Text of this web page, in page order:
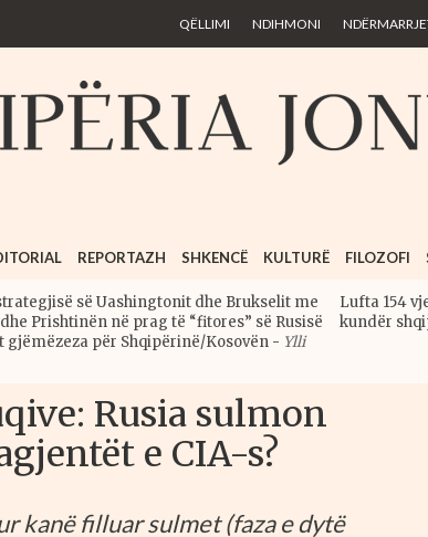
main
content
QËLLIMI NDIHMONI
REPORTAZH SHKENCË KULTURË FILOZOFI
së Uashingtonit dhe Brukselit me
Prishtinën në prag të “fitores” së Rusisë
gjëmëzeza për Shqipërinë/Kosovën - Ylli
Lufta 154
kundër
Rusia sulmon
e CIA-s?
kanë filluar sulmet (faza e dytë